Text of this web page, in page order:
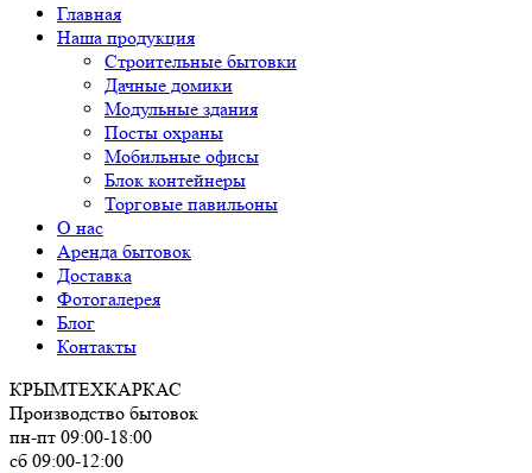
Главная
Наша продукция
Строительные бытовки
Дачные домики
Модульные здания
Посты охраны
Мобильные офисы
Блок контейнеры
Торговые павильоны
О нас
Аренда бытовок
Доставка
Фотогалерея
Блог
Контакты
КРЫМТЕХКАРКАС
Производство бытовок
пн-пт 09:00-18:00
сб 09:00-12:00